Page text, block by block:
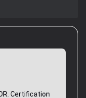
Certification